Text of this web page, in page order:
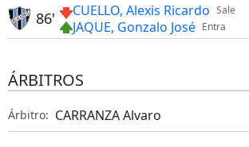
Sale
CUELLO, Alexis Ricardo
Entra
JAQUE, Gonzalo José
86'
ÁRBITROS
Árbitro: CARRANZA Alvaro